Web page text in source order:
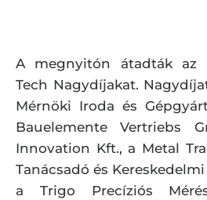
A megnyitón átadták az
Tech Nagydíjakat.
Mérnöki Iroda és
Bauelemente Vertriebs
Innovation Kft., a Metal
Tanácsadó és
a Trigo Precíziós